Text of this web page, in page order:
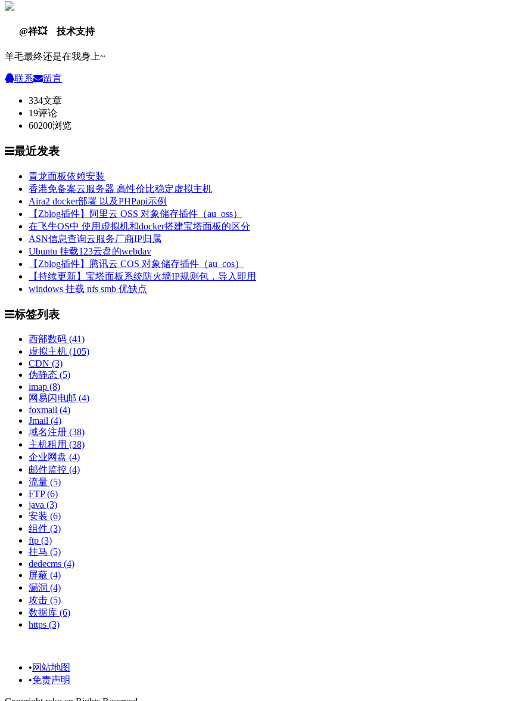
@祥💥 技术支持
羊毛最终还是在我身上~
联系 留言
334文章
19评论
60200浏览
最近发表
青龙面板依赖安装
香港免备案云服务器 高性价比稳定虚拟主机
Aira2 docker部署 以及PHPapi示例
【Zblog插件】阿里云 OSS 对象储存插件（au_oss）
在飞牛OS中 使用虚拟机和docker搭建宝塔面板的区分
ASN信息查询云服务厂商IP归属
Ubuntu 挂载123云盘的webdav
【Zblog插件】腾讯云 COS 对象储存插件（au_cos）
【持续更新】宝塔面板系统防火墙IP规则包，导入即用
windows 挂载 nfs smb 优缺点
标签列表
西部数码 (41)
虚拟主机 (105)
CDN (3)
伪静态 (5)
imap (8)
网易闪电邮 (4)
foxmail (4)
Jmail (4)
域名注册 (38)
主机租用 (38)
企业网盘 (4)
邮件监控 (4)
流量 (5)
FTP(6)
java (3)
安装 (6)
组件 (3)
ftp (3)
挂马 (5)
dedecms (4)
屏蔽 (4)
漏洞 (4)
攻击 (5)
数据库 (6)
https (3)
•网站地图
•免责声明